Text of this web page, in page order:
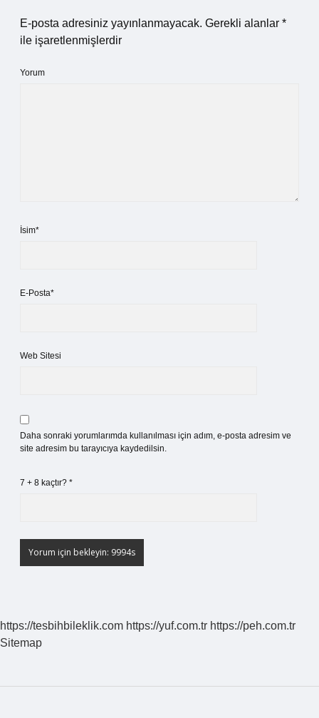
E-posta adresiniz yayınlanmayacak. Gerekli alanlar *
ile işaretlenmişlerdir
Yorum
İsim*
E-Posta*
Web Sitesi
Daha sonraki yorumlarımda kullanılması için adım, e-posta adresim ve
site adresim bu tarayıcıya kaydedilsin.
7 + 8 kaçtır? *
https://tesbihbileklik.com https://yuf.com.tr https://peh.com.tr
Sitemap